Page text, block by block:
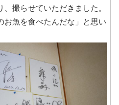
、撮らせていただきました。
お魚を食べたんだな」と思い